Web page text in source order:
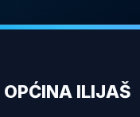
OPĆINA ILIJAŠ